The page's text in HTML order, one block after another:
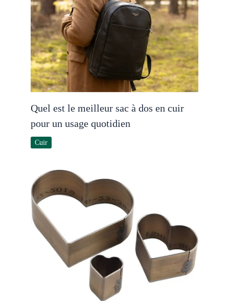
Quel est le meilleur sac à dos en cuir
pour un usage quotidien
Cuir